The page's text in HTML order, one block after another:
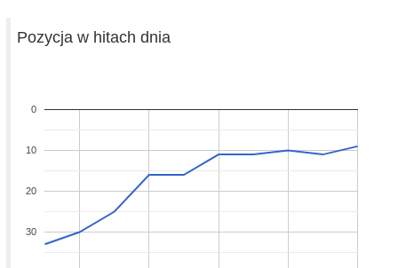
Pozycja w hitach dnia
0
10
20
30